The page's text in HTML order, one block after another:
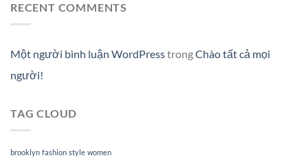
RECENT COMMENTS
Một người bình luận WordPresstrongChào tất cả mọi
người!
TAG CLOUD
brooklyn fashion style women